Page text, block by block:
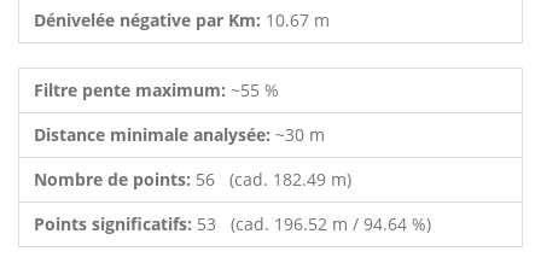
Dénivelée négative par Km: 10.67 m
Filtre pente maximum: ~55 %
Distance minimale analysée: ~30 m
Nombre de points: 56 (cad. 182.49 m)
Points significatifs: 53 (cad. 196.52 m / 94.64 %)